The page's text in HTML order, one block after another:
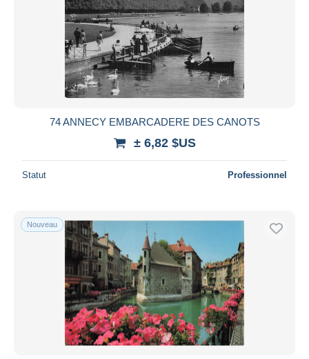
74 ANNECY EMBARCADERE DES CANOTS
± 6,82 $US
Statut Professionnel
Nouveau